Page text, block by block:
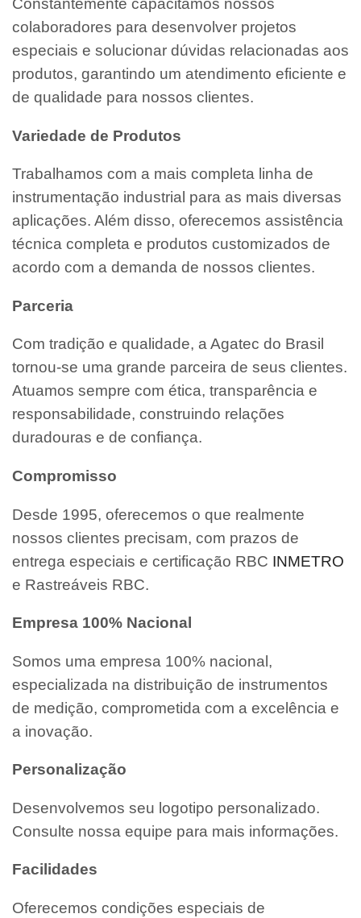
Constantemente capacitamos nossos
colaboradores para desenvolver projetos
especiais e solucionar dúvidas relacionadas aos
produtos, garantindo um atendimento eficiente e
de qualidade para nossos clientes.
Variedade de Produtos
Trabalhamos com a mais completa linha de
instrumentação industrial para as mais diversas
aplicações. Além disso, oferecemos assistência
técnica completa e produtos customizados de
acordo com a demanda de nossos clientes.
Parceria
Com tradição e qualidade, a Agatec do Brasil
tornou-se uma grande parceira de seus clientes.
Atuamos sempre com ética, transparência e
responsabilidade, construindo relações
duradouras e de confiança.
Compromisso
Desde 1995, oferecemos o que realmente
nossos clientes precisam, com prazos de
entrega especiais e certificação RBC INMETRO
e Rastreáveis RBC.
Empresa 100% Nacional
Somos uma empresa 100% nacional,
especializada na distribuição de instrumentos
de medição, comprometida com a excelência e
a inovação.
Personalização
Desenvolvemos seu logotipo personalizado.
Consulte nossa equipe para mais informações.
Facilidades
Oferecemos condições especiais de